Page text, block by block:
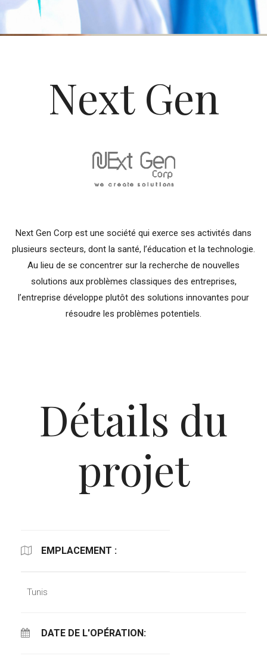
Next Gen
Next Gen Corp est une société qui exerce ses activités dans
plusieurs secteurs, dont la santé, l’éducation et la technologie.
Au lieu de se concentrer sur la recherche de nouvelles
solutions aux problèmes classiques des entreprises,
l’entreprise développe plutôt des solutions innovantes pour
résoudre les problèmes potentiels.
Détails du
projet
EMPLACEMENT :
Tunis
DATE DE L'OPÉRATION: